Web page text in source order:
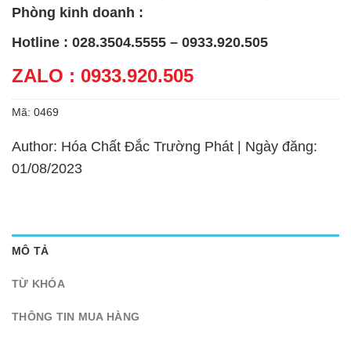
Phòng kinh doanh :
Hotline : 028.3504.5555 – 0933.920.505
ZALO : 0933.920.505
Mã: 0469
Author: Hóa Chất Đắc Trường Phát | Ngày đăng:
01/08/2023
MÔ TẢ
TỪ KHÓA
THÔNG TIN MUA HÀNG